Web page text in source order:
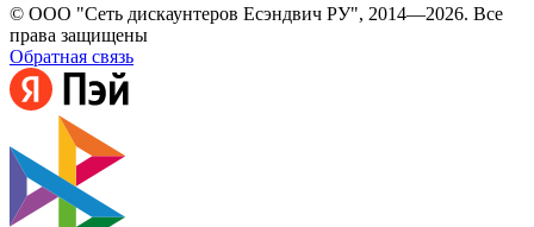
© ООО "Сеть дискаунтеров Есэндвич РУ", 2014—2026. Все
права защищены
Обратная связь